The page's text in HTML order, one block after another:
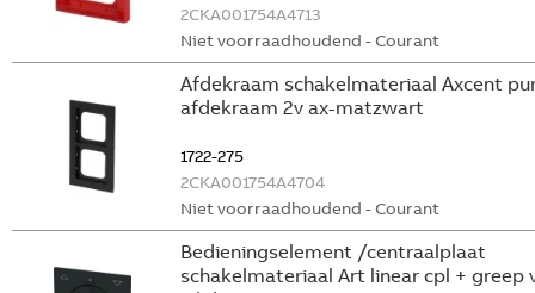
2CKA001754A4713
Niet voorraadhoudend - Courant
Afdekraam schakelmateriaal Axcent
afdekraam 2v ax-matzwart
1722-275
2CKA001754A4704
Niet voorraadhoudend - Courant
Bedieningselement /centraalplaat
schakelmateriaal Art linear cpl + greep